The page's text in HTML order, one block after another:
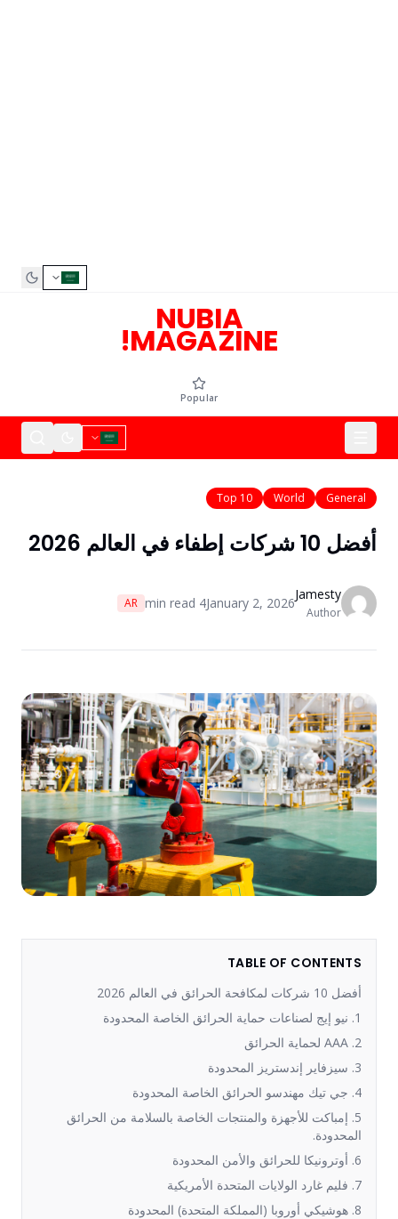
NUBIA
MAGAZINE!
Popular
General
World
Top 10
أفضل 10 شركات إطفاء في العالم 2026
Jamesty
Author
January 2, 2026
4
AR
TABLE OF CONTENTS
أفضل 10 شركات لمكافحة الحرائق في العالم 2026
1. نيو إيج لصناعات حماية الحرائق الخاصة المحدودة
2. AAA لحماية الحرائق
3. سيزفاير إندستريز المحدودة
4. جي تيك مهندسو الحرائق الخاصة المحدودة
5. إمباكت للأجهزة والمنتجات الخاصة بالسلامة من الحرائق
المحدودة.
6. أوترونيكا للحرائق والأمن المحدودة
7. فليم غارد الولايات المتحدة الأمريكية
8. هوشيكي أوروبا (المملكة المتحدة) المحدودة